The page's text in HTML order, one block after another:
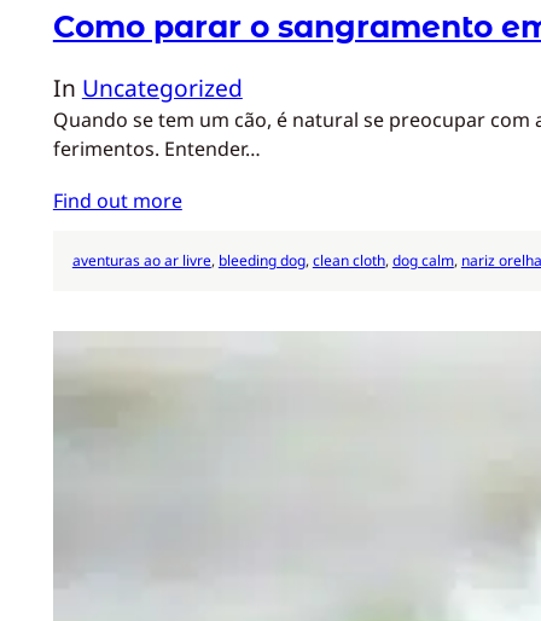
Como parar o sangramento
In Uncategorized
Quando se tem um cão, é natural se preocupar
ferimentos. Entender…
Find out more
aventuras ao ar livre, bleeding dog, clean cloth, dog calm, nariz